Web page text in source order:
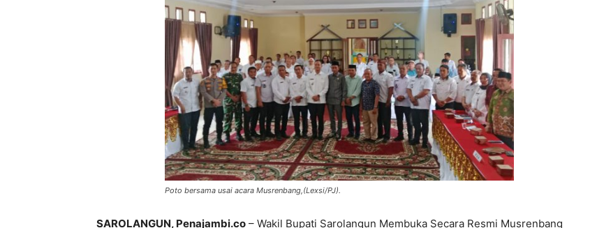
Poto bersama usai acara Musrenbang,(Lexsi/PJ).
SAROLANGUN, Penajambi.co – Wakil Bupati Sarolangun Membuka Secara Resmi Musrenbang